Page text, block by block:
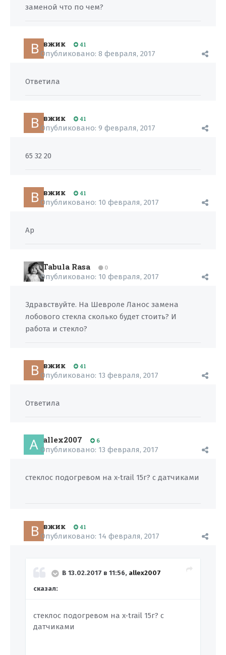
заменой что по чем?
вжик 41
Опубликовано: 8 февраля, 2017
Ответила
вжик 41
Опубликовано: 9 февраля, 2017
65 32 20
вжик 41
Опубликовано: 10 февраля, 2017
Ap
Tabula Rasa 0
Опубликовано: 10 февраля, 2017
Здравствуйте. На Шевроле Ланос замена
лобового стекла сколько будет стоить? И
работа и стекло?
вжик 41
Опубликовано: 13 февраля, 2017
Ответила
allex2007 6
Опубликовано: 13 февраля, 2017
стеклос подогревом на x-trail 15г? с датчиками
вжик 41
Опубликовано: 14 февраля, 2017
В 13.02.2017 в 11:56, allex2007
сказал:
стеклос подогревом на x-trail 15г? с
датчиками